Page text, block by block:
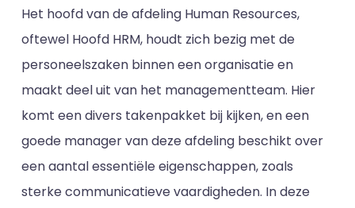
Het hoofd van de afdeling Human Resources,
oftewel Hoofd HRM, houdt zich bezig met de
personeelszaken binnen een organisatie en
maakt deel uit van het managementteam. Hier
komt een divers takenpakket bij kijken, en een
goede manager van deze afdeling beschikt over
een aantal essentiële eigenschappen, zoals
sterke communicatieve vaardigheden. In deze